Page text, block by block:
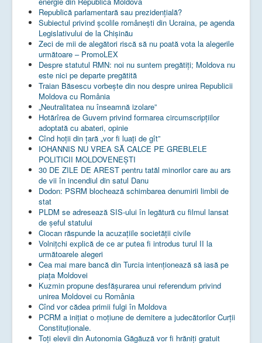
Republică parlamentară sau prezidențială?
Subiectul privind şcolile româneşti din Ucraina, pe agenda
Legislativului de la Chişinău
Zeci de mii de alegători riscă să nu poată vota la alegerile
următoare – PromoLEX
Despre statutul RMN: noi nu suntem pregătiți; Moldova nu
este nici pe departe pregătită
Traian Băsescu vorbește din nou despre unirea Republicii
Moldova cu România
„Neutralitatea nu înseamnă izolare”
Hotărîrea de Guvern privind formarea circumscripțiilor
adoptată cu abateri, opinie
Cînd hoții din țară „vor fi luați de gît”
IOHANNIS NU VREA SĂ CALCE PE GREBLELE
POLITICII MOLDOVENEȘTI
30 DE ZILE DE AREST pentru tatăl minorilor care au ars
de vii în incendiul din satul Danu
Dodon: PSRM blochează schimbarea denumirii limbii de
stat
PLDM se adresează SIS-ului în legătură cu filmul lansat
de șeful statului
Ciocan răspunde la acuzațiile societății civile
Volnițchi explică de ce ar putea fi introdus turul II la
următoarele alegeri
Cea mai mare bancă din Turcia intenționează să iasă pe
piața Moldovei
Kuzmin propune desfășurarea unui referendum privind
unirea Moldovei cu România
Cînd vor cădea primii fulgi în Moldova
PCRM a iniţiat o moţiune de demitere a judecătorilor Curţii
Constituţionale.
Toţi elevii din Autonomia Găgăuză vor fi hrăniţi gratuit